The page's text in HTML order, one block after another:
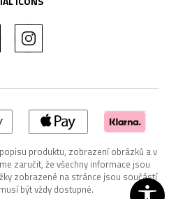
produktu, zobrazení obrázků a v
zaručit, že všechny informace jsou
zobrazené na stránce jsou součástí
být vždy dostupné.